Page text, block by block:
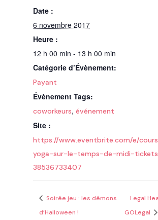
Date :
6 novembre 2017
Heure :
12 h 00 min - 13 h 00 min
Catégorie d’Évènement:
Payant
Évènement Tags:
coworkeurs, événement
Site :
https://www.eventbrite.com/e/
yoga-sur-le-temps-de-midi-
38536733407
Soirée jeu : les démons
d’Halloween !
Legal
GOLegal